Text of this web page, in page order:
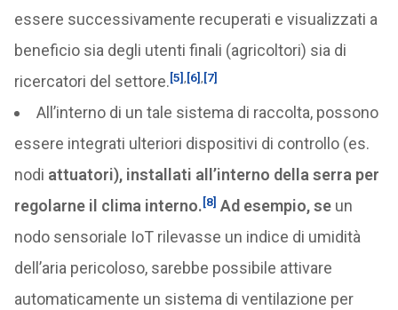
essere successivamente recuperati e visualizzati a
beneficio sia degli utenti finali (agricoltori) sia di
ricercatori del settore.[5] [6] [7]
All’interno di un tale sistema di raccolta, possono
essere integrati ulteriori dispositivi di controllo (es.
nodi attuatori), installati all’interno della serra per
regolarne il clima interno.[8] Ad esempio, seun
nodo sensoriale IoT rilevasse un indice di umidità
dell’aria pericoloso, sarebbe possibile attivare
automaticamente un sistema di ventilazione per